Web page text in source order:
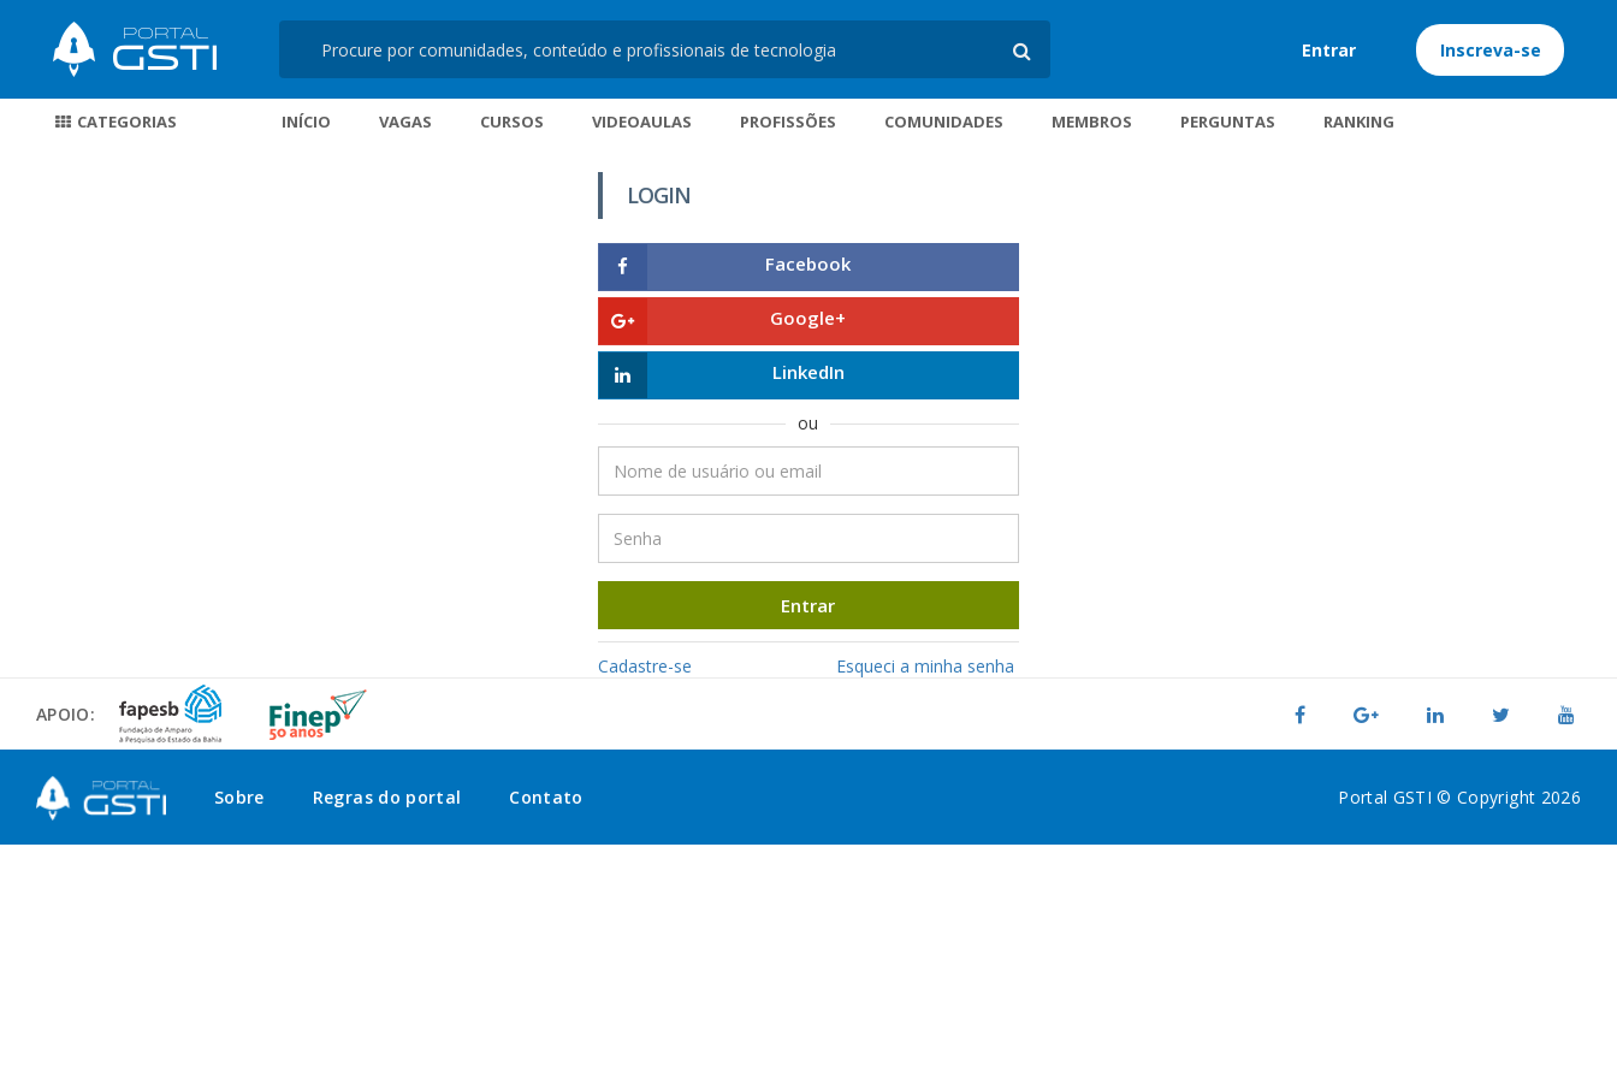
Entrar Inscreva-se
CATEGORIAS INÍCIO VAGAS CURSOS VIDEOAULAS PROFISSÕES COMUNIDADES MEMBROS PERGUNTAS RANKING
LOGIN
Facebook
Google+
LinkedIn
ou
Entrar
Cadastre-se Esqueci a minha senha
APOIO:
Sobre Regras do portal Contato Portal GSTI © Copyright 2026